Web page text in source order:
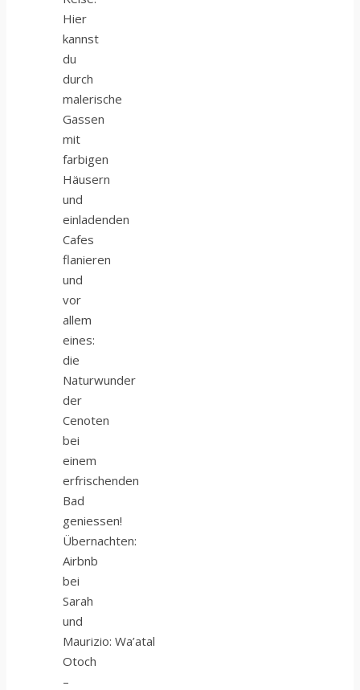
Hier
kannst
du
durch
malerische
Gassen
mit
farbigen
Häusern
und
einladenden
Cafes
flanieren
und
vor
allem
eines:
die
Naturwunder
der
Cenoten
bei
einem
erfrischenden
Bad
geniessen!
Übernachten:
Airbnb
bei
Sarah
und
Maurizio: Wa’atal
Otoch
–